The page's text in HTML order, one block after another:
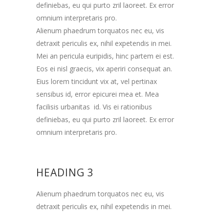
definiebas, eu qui purto zril laoreet. Ex error
omnium interpretaris pro.
Alienum phaedrum torquatos nec eu, vis
detraxit periculis ex, nihil expetendis in mei.
Mei an pericula euripidis, hinc partem ei est.
Eos ei nisl graecis, vix aperiri consequat an.
Eius lorem tincidunt vix at, vel pertinax
sensibus id, error epicurei mea et. Mea
facilisis urbanitas id. Vis ei rationibus
definiebas, eu qui purto zril laoreet. Ex error
omnium interpretaris pro.
HEADING 3
Alienum phaedrum torquatos nec eu, vis
detraxit periculis ex, nihil expetendis in mei.